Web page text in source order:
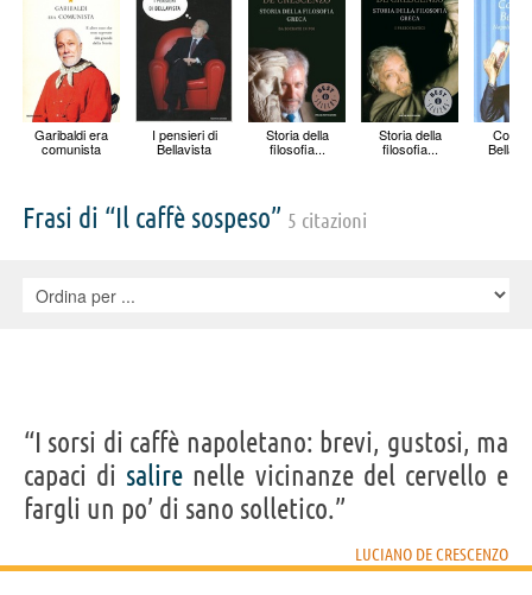
Garibaldi era
comunista
I pensieri di
Bellavista
Storia della
filosofia...
Storia della
filosofia...
Così
Frasi di “Il caffè sospeso” 5 citazioni
“I sorsi di caffè napoletano: brevi, gustosi, ma
capaci di salire nelle vicinanze del cervello e
fargli un po’ di sano solletico.”
LUCIANO DE CRESCENZO